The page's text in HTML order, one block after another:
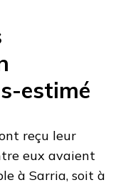
estimé
reçu leur
eux avaient
à Sarria, soit à